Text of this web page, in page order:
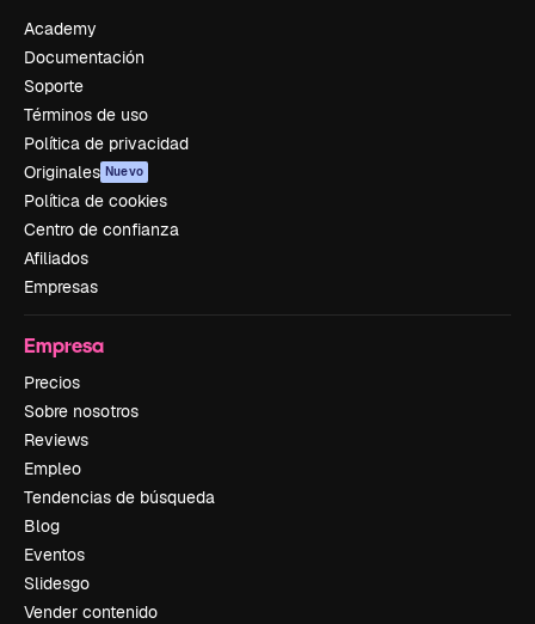
Academy
Documentación
Soporte
Términos de uso
Política de privacidad
Originales Nuevo
Política de cookies
Centro de confianza
Afiliados
Empresas
Empresa
Precios
Sobre nosotros
Reviews
Empleo
Tendencias de búsqueda
Blog
Eventos
Slidesgo
Vender contenido